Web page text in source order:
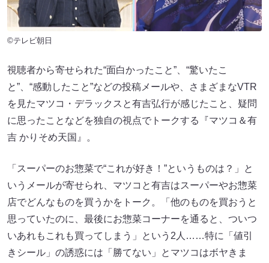
©テレビ朝日
視聴者から寄せられた“面白かったこと”、“驚いたこ
と”、“感動したこと”などの投稿メールや、さまざまなVTR
を見たマツコ・デラックスと有吉弘行が感じたこと、疑問
に思ったことなどを独自の視点でトークする『マツコ＆有
吉 かりそめ天国』。
「スーパーのお惣菜で“これが好き！”というものは？」と
いうメールが寄せられ、マツコと有吉はスーパーやお惣菜
店でどんなものを買うかをトーク。「他のものを買おうと
思っていたのに、最後にお惣菜コーナーを通ると、ついつ
いあれもこれも買ってしまう」という2人……特に「値引
きシール」の誘惑には「勝てない」とマツコはボヤきま